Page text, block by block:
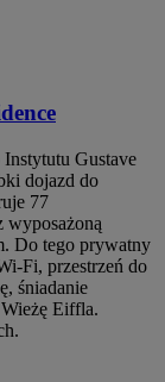
Gustave
dojazd do
77
wyposażoną
Do tego prywatny
przestrzeń do
śniadanie
Eiffla.